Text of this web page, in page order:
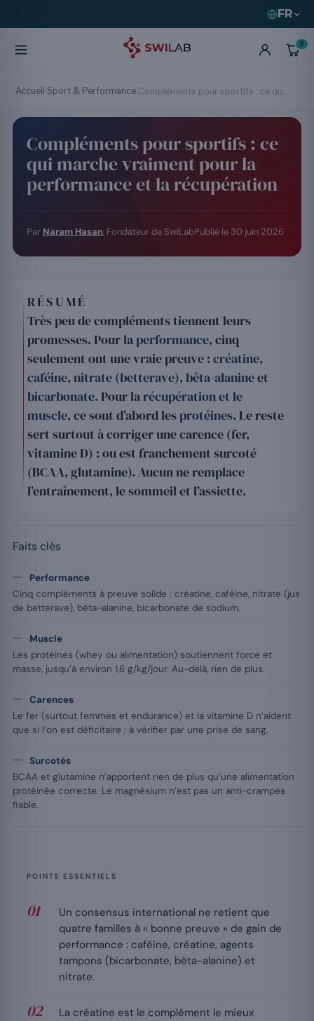
FR
0
Accueil Sport & Performance
Compléments pour sportifs : ce
qui marche vraiment pour la
performance et la récupération
Par Naram Hasan, Fondateur de SwiLabPublié le 30 juin 2026
RÉSUMÉ
Très peu de compléments tiennent leurs
promesses. Pour la performance, cinq
seulement ont une vraie preuve : créatine,
caféine, nitrate (betterave), bêta-alanineet
bicarbonate. Pour larécupération et le
muscle, ce sont d’abord les protéines. Le reste
sert surtout à corriger une carence (fer,
vitamine D) : ou est franchement surcoté
(BCAA, glutamine). Aucun ne remplace
l’entraînement, le sommeil et l’assiette.
Faits clés
Performance
Cinq compléments à preuve solide : créatine, caféine, nitrate (jus
de betterave), bêta-alanine, bicarbonate de sodium.
Muscle
Les protéines (whey ou alimentation) soutiennent force et
masse, jusqu’à environ 1,6 g/kg/jour. Au-delà, rien de plus.
Carences
Le fer (surtout femmes et endurance) et la vitamine D n’aident
que si l’on est déficitaire : à vérifier par une prise de sang.
Surcotés
BCAA et glutamine n’apportent rien de plus qu’une alimentation
protéinée correcte. Le magnésium n’est pas un anti-crampes
fiable.
POINTS ESSENTIELS
Un consensus international ne retient que
quatre familles à « bonne preuve » de gain de
performance : caféine, créatine, agents
tampons (bicarbonate, bêta-alanine) et
nitrate.
La créatine est le complément le mieux